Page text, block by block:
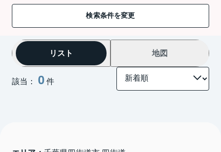
検索条件を変更
該当： 0件
リスト 地図